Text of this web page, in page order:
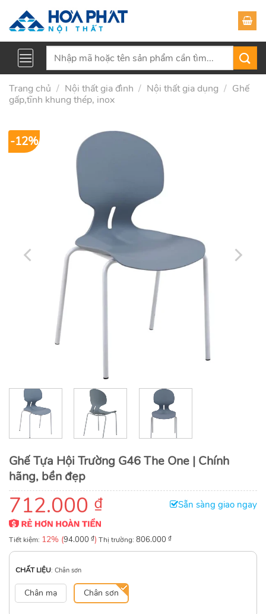
Tìm
Trang chủ / Nội thất gia đình / Nội thất gia dụng / Ghế
gấp,tĩnh khung thép, inox
-12%
Ghế Tựa Hội Trường G46 The One | Chính
hãng, bền đẹp
712.000 ₫ Sẵn sàng giao ngay
Tiết kiệm: 12% (94.000 ₫) Thị trường: 806.000 ₫
CHẤT LIỆU: Chân sơn
Chân mạ Chân sơn